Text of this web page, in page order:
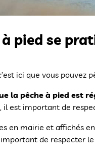
à pied se
ici que vous pouvez
la pêche à pied est
il est important de
en mairie et affichés
de respecter